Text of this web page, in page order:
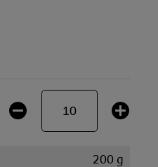
200 g